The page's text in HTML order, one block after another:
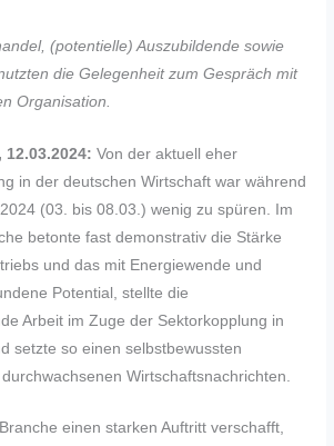
(potentielle) Auszubildende sowie
die Gelegenheit zum Gespräch mit
Organisation.
12.03.2024:Von der aktuell eher
in der deutschen Wirtschaft war während
(03. bis 08.03.) wenig zu spüren. Im
betonte fast demonstrativ die Stärke
und das mit Energiewende und
Potential, stellte die
Arbeit im Zuge der Sektorkopplung in
setzte so einen selbstbewussten
Wirtschaftsnachrichten.
einen starken Auftritt verschafft,